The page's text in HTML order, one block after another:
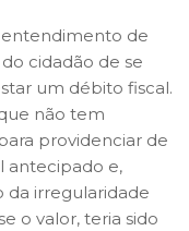
entendimento de
cidadão de se
um débito fiscal.
não tem
providenciar de
antecipado e,
da irregularidade
o valor, teria sido